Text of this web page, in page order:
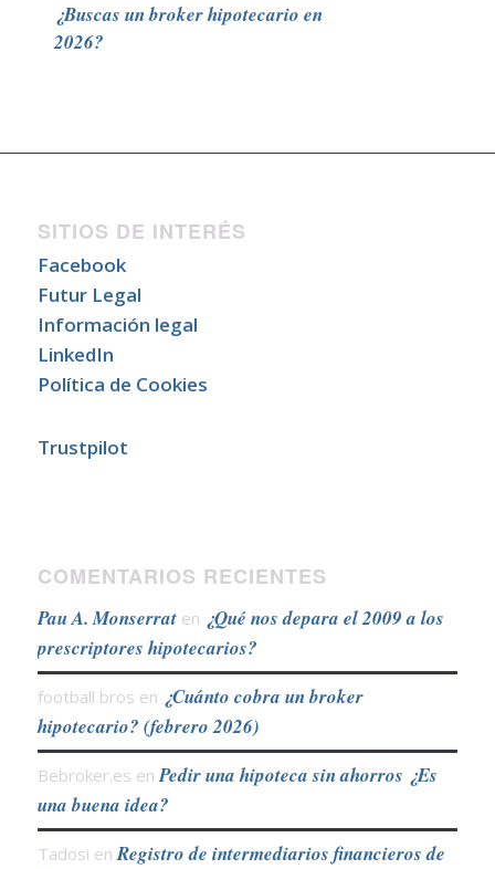
¿Buscas un broker hipotecario en
2026?
SITIOS DE INTERÉS
Facebook
Futur Legal
Información legal
LinkedIn
Política de Cookies
Trustpilot
COMENTARIOS RECIENTES
Pau A. Monserraten ¿Qué nos depara el 2009 a los
prescriptores hipotecarios?
football bros en ¿Cuánto cobra un broker
hipotecario? (febrero 2026)
Bebroker.es enPedir una hipoteca sin ahorros ¿Es
una buena idea?
Tadosi enRegistro de intermediarios financieros de